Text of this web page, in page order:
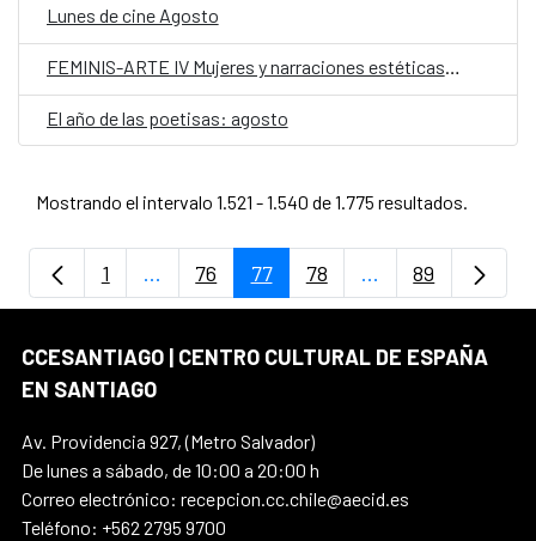
Lunes de cine Agosto
FEMINIS-ARTE IV Mujeres y narraciones estéticas genéricas
El año de las poetisas: agosto
Mostrando el intervalo 1.521 - 1.540 de 1.775 resultados.
Página
1 ...Páginas intermedias Use TAB para
Página
76 Página
77 Página
78 ...PáginasPágina
89
CCESANTIAGO | CENTRO CULTURAL DE ESPAÑA
EN SANTIAGO
Av. Providencia 927, (Metro Salvador)
De lunes a sábado, de 10:00 a 20:00 h
Correo electrónico: recepcion.cc.chile@aecid.es
Teléfono: +562 2795 9700